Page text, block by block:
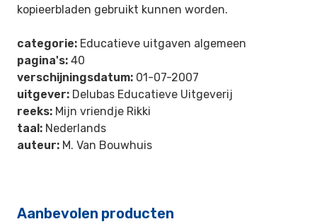
kopieerbladen gebruikt kunnen worden.
categorie: Educatieve uitgaven algemeen
pagina's: 40
verschijningsdatum: 01-07-2007
uitgever: Delubas Educatieve Uitgeverij
reeks: Mijn vriendje Rikki
taal: Nederlands
auteur: M. Van Bouwhuis
Aanbevolen producten